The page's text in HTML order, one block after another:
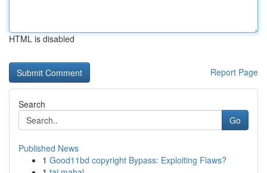
HTML is disabled
Report Page
Search
Go
Published News
1 Good11bd copyright Bypass: Exploiting Flaws?